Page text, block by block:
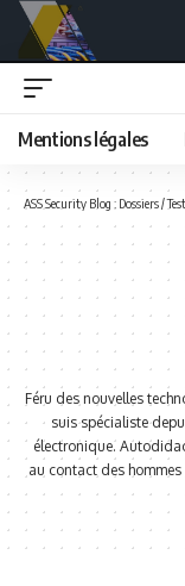
Mentions légales
ASS Security Blog : Dossiers /
Féru des nouvelles
suis spécialiste
électronique.
au contact des